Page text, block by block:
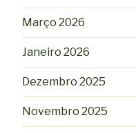
Março 2026
Janeiro 2026
Dezembro 2025
Novembro 2025